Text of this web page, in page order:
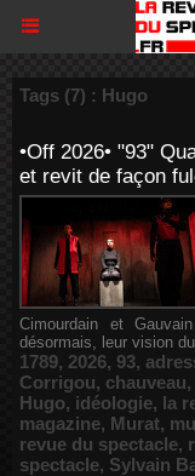
Tags (7) : Hugo
•Off 2026• "93"
et revit de façon
Cimourdain et
désormais, leur vision
1789, 2026, 93,
Corrigou, chauveau,
Hugo, idéologie, la
magazine, Murat,
revue du spectacle,
spectacle, Sylvain